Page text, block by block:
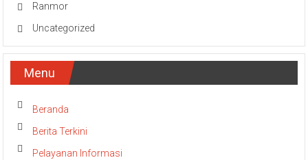
Ranmor
Uncategorized
Menu
Beranda
Berita Terkini
Pelayanan Informasi